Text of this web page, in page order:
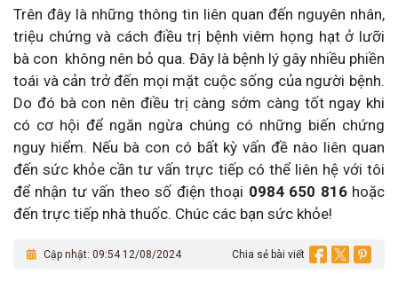
Trên đây là những thông tin liên quan đến nguyên nhân,
triệu chứng và cách điều trị bệnh viêm họng hạt ở lưỡi
bà con không nên bỏ qua. Đây là bệnh lý gây nhiều phiền
toái và cản trở đến mọi mặt cuộc sống của người bệnh.
Do đó bà con nên điều trị càng sớm càng tốt ngay khi
có cơ hội để ngăn ngừa chúng có những biến chứng
nguy hiểm. Nếu bà con có bất kỳ vấn đề nào liên quan
đến sức khỏe cần tư vấn trực tiếp có thể liên hệ với tôi
để nhận tư vấn theo số điện thoại 0984 650 816hoặc
đến trực tiếp nhà thuốc. Chúc các bạn sức khỏe!
Cập nhật: 09:54 12/08/2024 Chia sẻ bài viết